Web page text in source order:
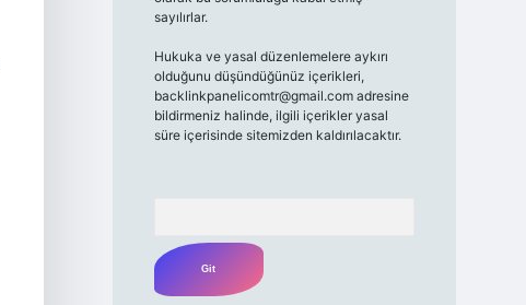
sayılırlar.
Hukuka ve yasal düzenlemelere aykırı
olduğunu düşündüğünüz içerikleri,
backlinkpanelicomtr@gmail.comadresine
bildirmeniz halinde, ilgili içerikler yasal
süre içerisinde sitemizden kaldırılacaktır.